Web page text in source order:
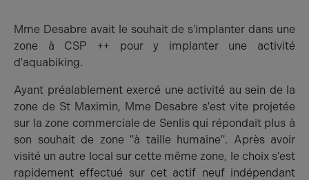
Mme Desabre avait le souhait de s'implanter dans une
zone à CSP ++ pour y implanter une activité
d'aquabiking.
Ayant préalablement exercé une activité au sein de la
zone de St Maximin, Mme Desabre s'est vite projetée
sur la zone commerciale de Senlis qui répondait plus à
son souhait de zone "à taille humaine". Après avoir
visité un autre local sur cette même zone, le choix s'est
rapidement effectué sur cet actif neuf indépendant